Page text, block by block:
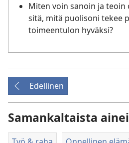
Miten voin sanoin ja teoin
sitä, mitä puolisoni tekee
toimeentulon hyväksi?
Edellinen
Samankaltaista